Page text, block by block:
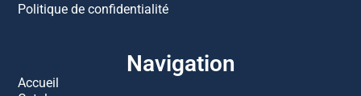
Politique de confidentialité
Navigation
Accueil